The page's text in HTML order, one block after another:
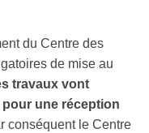
du Centre des
de mise au
travaux vont
une réception
conséquent le Centre